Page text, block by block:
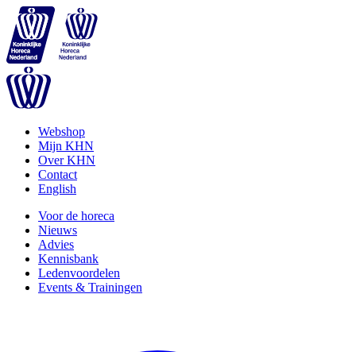
Webshop
Mijn KHN
Over KHN
Contact
English
Voor de horeca
Nieuws
Advies
Kennisbank
Ledenvoordelen
Events & Trainingen